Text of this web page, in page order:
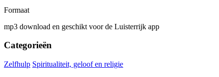
Formaat
mp3 download en geschikt voor de Luisterrijk app
Categorieën
Zelfhulp Spiritualiteit, geloof en religie